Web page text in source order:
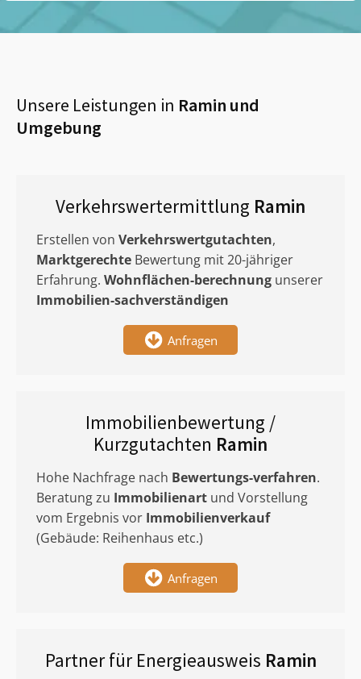
Unsere Leistungen in Ramin und
Umgebung
Verkehrswertermittlung Ramin
Erstellen von Verkehrswertgutachten,
Marktgerechte Bewertung mit 20-jähriger
Erfahrung. Wohnflächen-berechnung unserer
Immobilien-sachverständigen
Anfragen
Immobilienbewertung /
Kurzgutachten Ramin
Hohe Nachfrage nach Bewertungs-verfahren.
Beratung zu Immobilienart und Vorstellung
vom Ergebnis vor Immobilienverkauf
(Gebäude: Reihenhaus etc.)
Anfragen
Partner für Energieausweis Ramin